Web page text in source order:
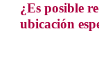
¿Es posible
ubicación